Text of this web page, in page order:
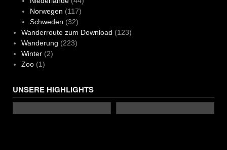
Norwegen (117)
Schweden (32)
Wanderroute zum Download (123)
Wanderung (223)
Winter(2)
Zoo(1)
UNSERE HIGHLIGHTS